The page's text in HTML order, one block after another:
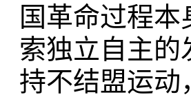
国革命过程
索独立自主的
持不结盟运动